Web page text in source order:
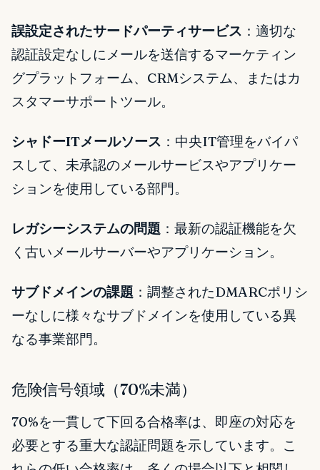
誤設定されたサードパーティサービス ：適切な
認証設定なしにメールを送信するマーケティン
グプラットフォーム、CRMシステム、またはカ
スタマーサポートツール。
シャドーITメールソース ：中央IT管理をバイパ
スして、未承認のメールサービスやアプリケー
ションを使用している部門。
レガシーシステムの問題 ：最新の認証機能を欠
く古いメールサーバーやアプリケーション。
サブドメインの課題 ：調整されたDMARCポリシ
ーなしに様々なサブドメインを使用している異
なる事業部門。
危険信号領域（70%未満）
70%を一貫して下回る合格率は、即座の対応を
必要とする重大な認証問題を示しています。こ